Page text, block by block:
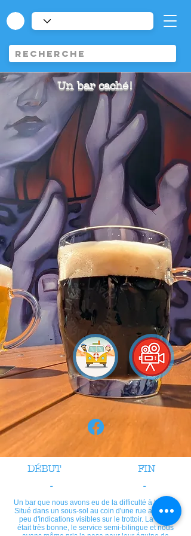
Un bar caché!
DÉBUT
-
FIN
-
Un bar que nous avons eu de la difficulté à trouver.
Situé dans un sous-sol au coin d'une rue avec très
peu d'indications visibles sur le trottoir. La bière
était très bonne, le service semi-bilingue et nous